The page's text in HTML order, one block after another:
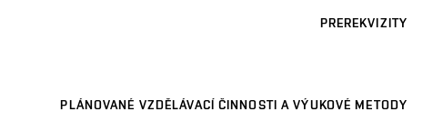
PREREKVIZITY
PLÁNOVANÉ VZDĚLÁVACÍ ČINNOSTI A VÝUKOVÉ METODY